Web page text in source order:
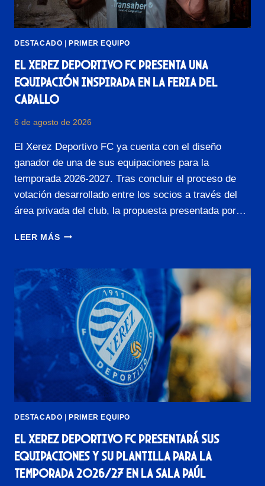
DESTACADO PRIMER EQUIPO
El Xerez Deportivo FC presenta una
equipación inspirada en la Feria del
Caballo
6 de agosto de 2026
El Xerez Deportivo FC ya cuenta con el diseño
ganador de una de sus equipaciones para la
temporada 2026-2027. Tras concluir el proceso de
votación desarrollado entre los socios a través del
área privada del club, la propuesta presentada por…
LEER MÁSE
E
R
E
Z
D
E
O
F
C
P
R
DESTACADO |PRIMER EQUIPO
El Xerez Deportivo FC presentará sus
equipaciones y su plantilla para la
temporada 2026/27 en la Sala Paúl